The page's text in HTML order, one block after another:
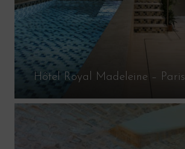
Hôtel Royal Madeleine – Paris